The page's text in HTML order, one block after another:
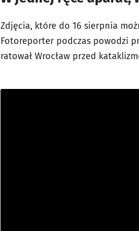
Zdjęcia, które do 16 sierpnia
Fotoreporter podczas powodzi
ratował Wrocław przed